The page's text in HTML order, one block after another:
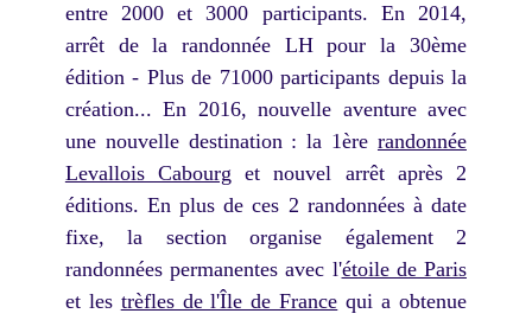
entre 2000 et 3000 participants. En 2014,
arrêt de la randonnée LH pour la 30ème
édition - Plus de 71000 participants depuis la
création... En 2016, nouvelle aventure avec
une nouvelle destination : la 1ère randonnée
Levallois Cabourg et nouvel arrêt après 2
éditions. En plus de ces 2 randonnées à date
fixe, la section organise également 2
randonnées permanentes avec l'étoile de Paris
et les trèfles de l'Île de France qui a obtenue